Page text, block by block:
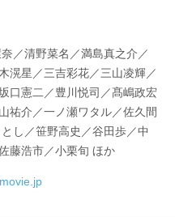
／清野菜名／満島真之介／
滉星／三吉彩花／三山凌輝／
口憲二／豊川悦司／髙嶋政宏
祐介／一ノ瀬ワタル／佐久間
し／笹野高史／谷田歩／中
藤浩市／小栗旬 ほか